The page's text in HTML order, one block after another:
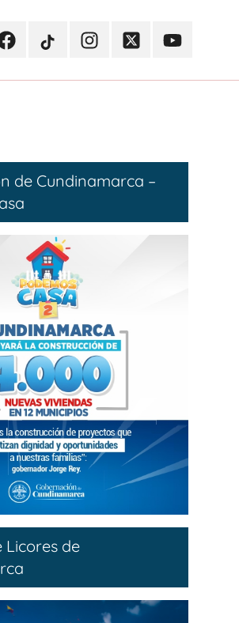
TikTokInstagramTwitterYoutube
de Cundinamarca –
Licores de